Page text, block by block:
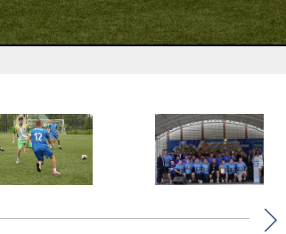
Вперед